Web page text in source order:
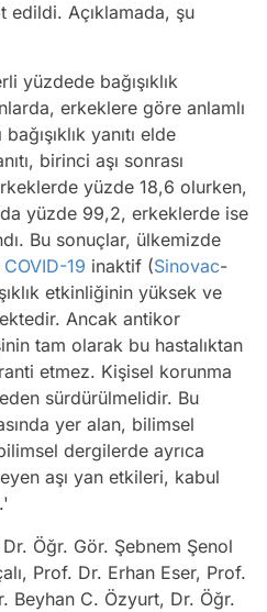
Açıklamada, şu
yüzdede bağışıklık
erkeklere göre anlamlı
yanıtı elde
birinci aşı sonrası
yüzde 18,6 olurken,
yüzde 99,2, erkeklerde ise
Bu sonuçlar, ülkemizde
COVID-19 inaktif (Sinovac-
etkinliğinin yüksek ve
Ancak antikor
tam olarak bu hastalıktan
etmez. Kişisel korunma
sürdürülmelidir. Bu
yer alan, bilimsel
dergilerde ayrıca
aşı yan etkileri, kabul
Öğr. Gör. Şebnem Şenol
Prof. Dr. Erhan Eser, Prof.
Beyhan C. Özyurt, Dr. Öğr.